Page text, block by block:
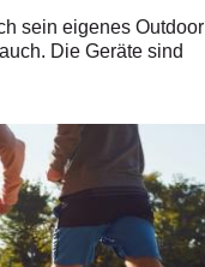
sein eigenes Outdoor
Die Geräte sind